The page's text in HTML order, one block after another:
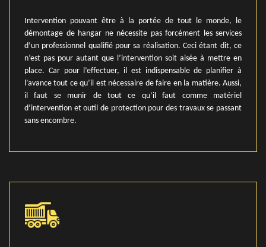
Intervention pouvant être à la portée de tout le monde, le
démontage de hangar ne nécessite pas forcément les services
d’un professionnel qualifié pour sa réalisation. Ceci étant dit, ce
n’est pas pour autant que l’intervention soit aisée à mettre en
place. Car pour l’effectuer, il est indispensable de planifier à
l’avance tout ce qu’il est nécessaire de faire en la matière. Aussi,
il faut se munir de tout ce qu’il faut comme matériel
d’intervention et outil de protection pour des travaux se passant
sans encombre.